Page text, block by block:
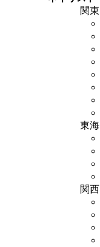
関東
東海
関西